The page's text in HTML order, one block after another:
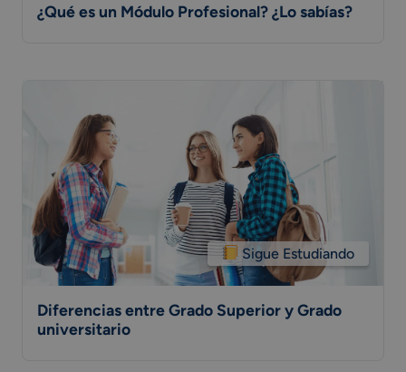
¿Qué es un Módulo Profesional? ¿Lo sabías?
Sigue Estudiando
Diferencias entre Grado Superior y Grado
universitario